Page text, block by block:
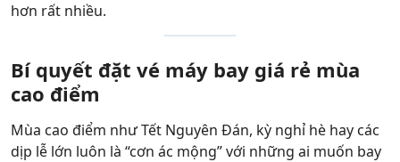
hơn rất nhiều.
Bí quyết đặt vé máy bay giá rẻ mùa
cao điểm
Mùa cao điểm như Tết Nguyên Đán, kỳ nghỉ hè hay các
dịp lễ lớn luôn là “cơn ác mộng” với những ai muốn bay